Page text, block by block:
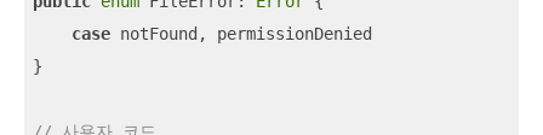
case notFound, permissionDenied
}